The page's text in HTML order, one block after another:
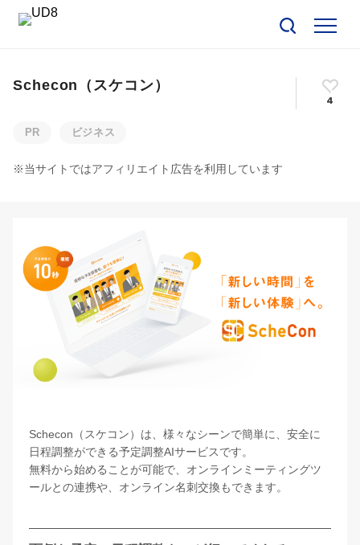
Schecon（スケコン）
PR ビジネス
※当サイトではアフィリエイト広告を利用しています
4
Schecon（スケコン）は、様々なシーンで簡単に、安全に
日程調整ができる予定調整AIサービスです。
無料から始めることが可能で、オンラインミーティングツ
ールとの連携や、オンライン名刺交換もできます。